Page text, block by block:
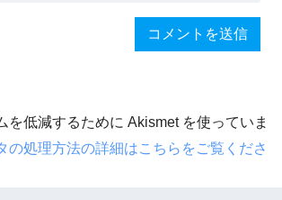
を低減するために Akismet を使っていま
の処理方法の詳細はこちらをご覧くださ